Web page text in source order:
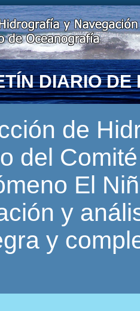
DIARIO DE
de
del
El
y
y